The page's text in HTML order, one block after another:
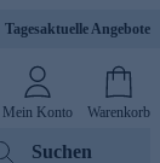
Tagesaktuelle Angebote
Mein Konto Warenkorb
Suchen